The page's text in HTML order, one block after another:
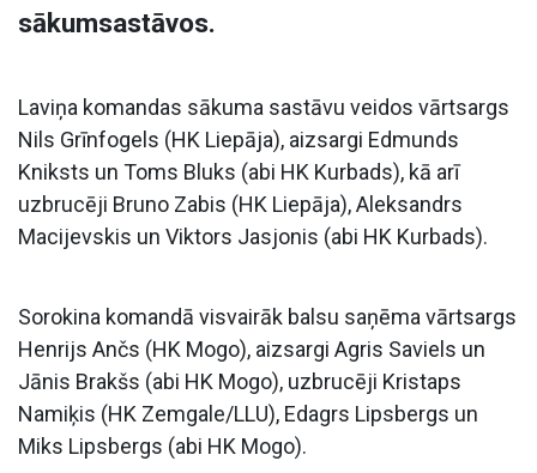
sākumsastāvos.
Laviņa komandas sākuma sastāvu veidos vārtsargs
Nils Grīnfogels (HK Liepāja), aizsargi Edmunds
Kniksts un Toms Bluks (abi HK Kurbads), kā arī
uzbrucēji Bruno Zabis (HK Liepāja), Aleksandrs
Macijevskis un Viktors Jasjonis (abi HK Kurbads).
Sorokina komandā visvairāk balsu saņēma vārtsargs
Henrijs Ančs (HK Mogo), aizsargi Agris Saviels un
Jānis Brakšs (abi HK Mogo), uzbrucēji Kristaps
Namiķis (HK Zemgale/LLU), Edagrs Lipsbergs un
Miks Lipsbergs (abi HK Mogo).